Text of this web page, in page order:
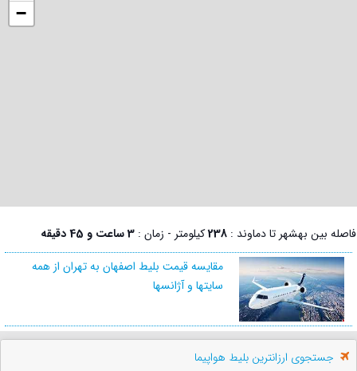
−
فاصله بین بهشهر تا دماوند : 238کیلومتر - زمان : 3 ساعت و 45 دقیقه
مقایسه قیمت بلیط اصفهان به تهران از همه
سایتها و آژانسها
جستجوی ارزانترین بلیط هواپیما